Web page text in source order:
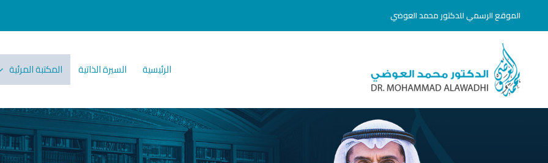
إلى
الموقع الرسمي للدكتور محمد العوضي
الرئيسية السيرة الذاتية المكتبة المرئية